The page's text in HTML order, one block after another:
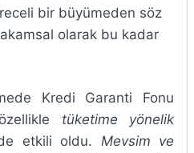
bir büyümeden söz
olarak bu kadar
Kredi Garanti Fonu
tüketime yönelik
etkili oldu. Mevsim ve